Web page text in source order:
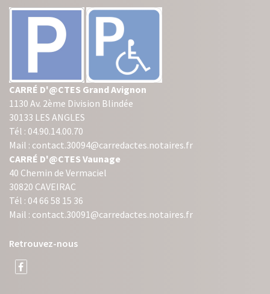
CARRÉ D'@CTES Grand Avignon
1130 Av. 2ème Division Blindée
30133 LES ANGLES
Tél : 04.90.14.00.70
Mail : contact.30094@carredactes.notaires.fr
CARRÉ D'@CTES Vaunage
40 Chemin de Vermaciel
30820 CAVEIRAC
Tél : 04 66 58 15 36
Mail : contact.30091@carredactes.notaires.fr
Retrouvez-nous